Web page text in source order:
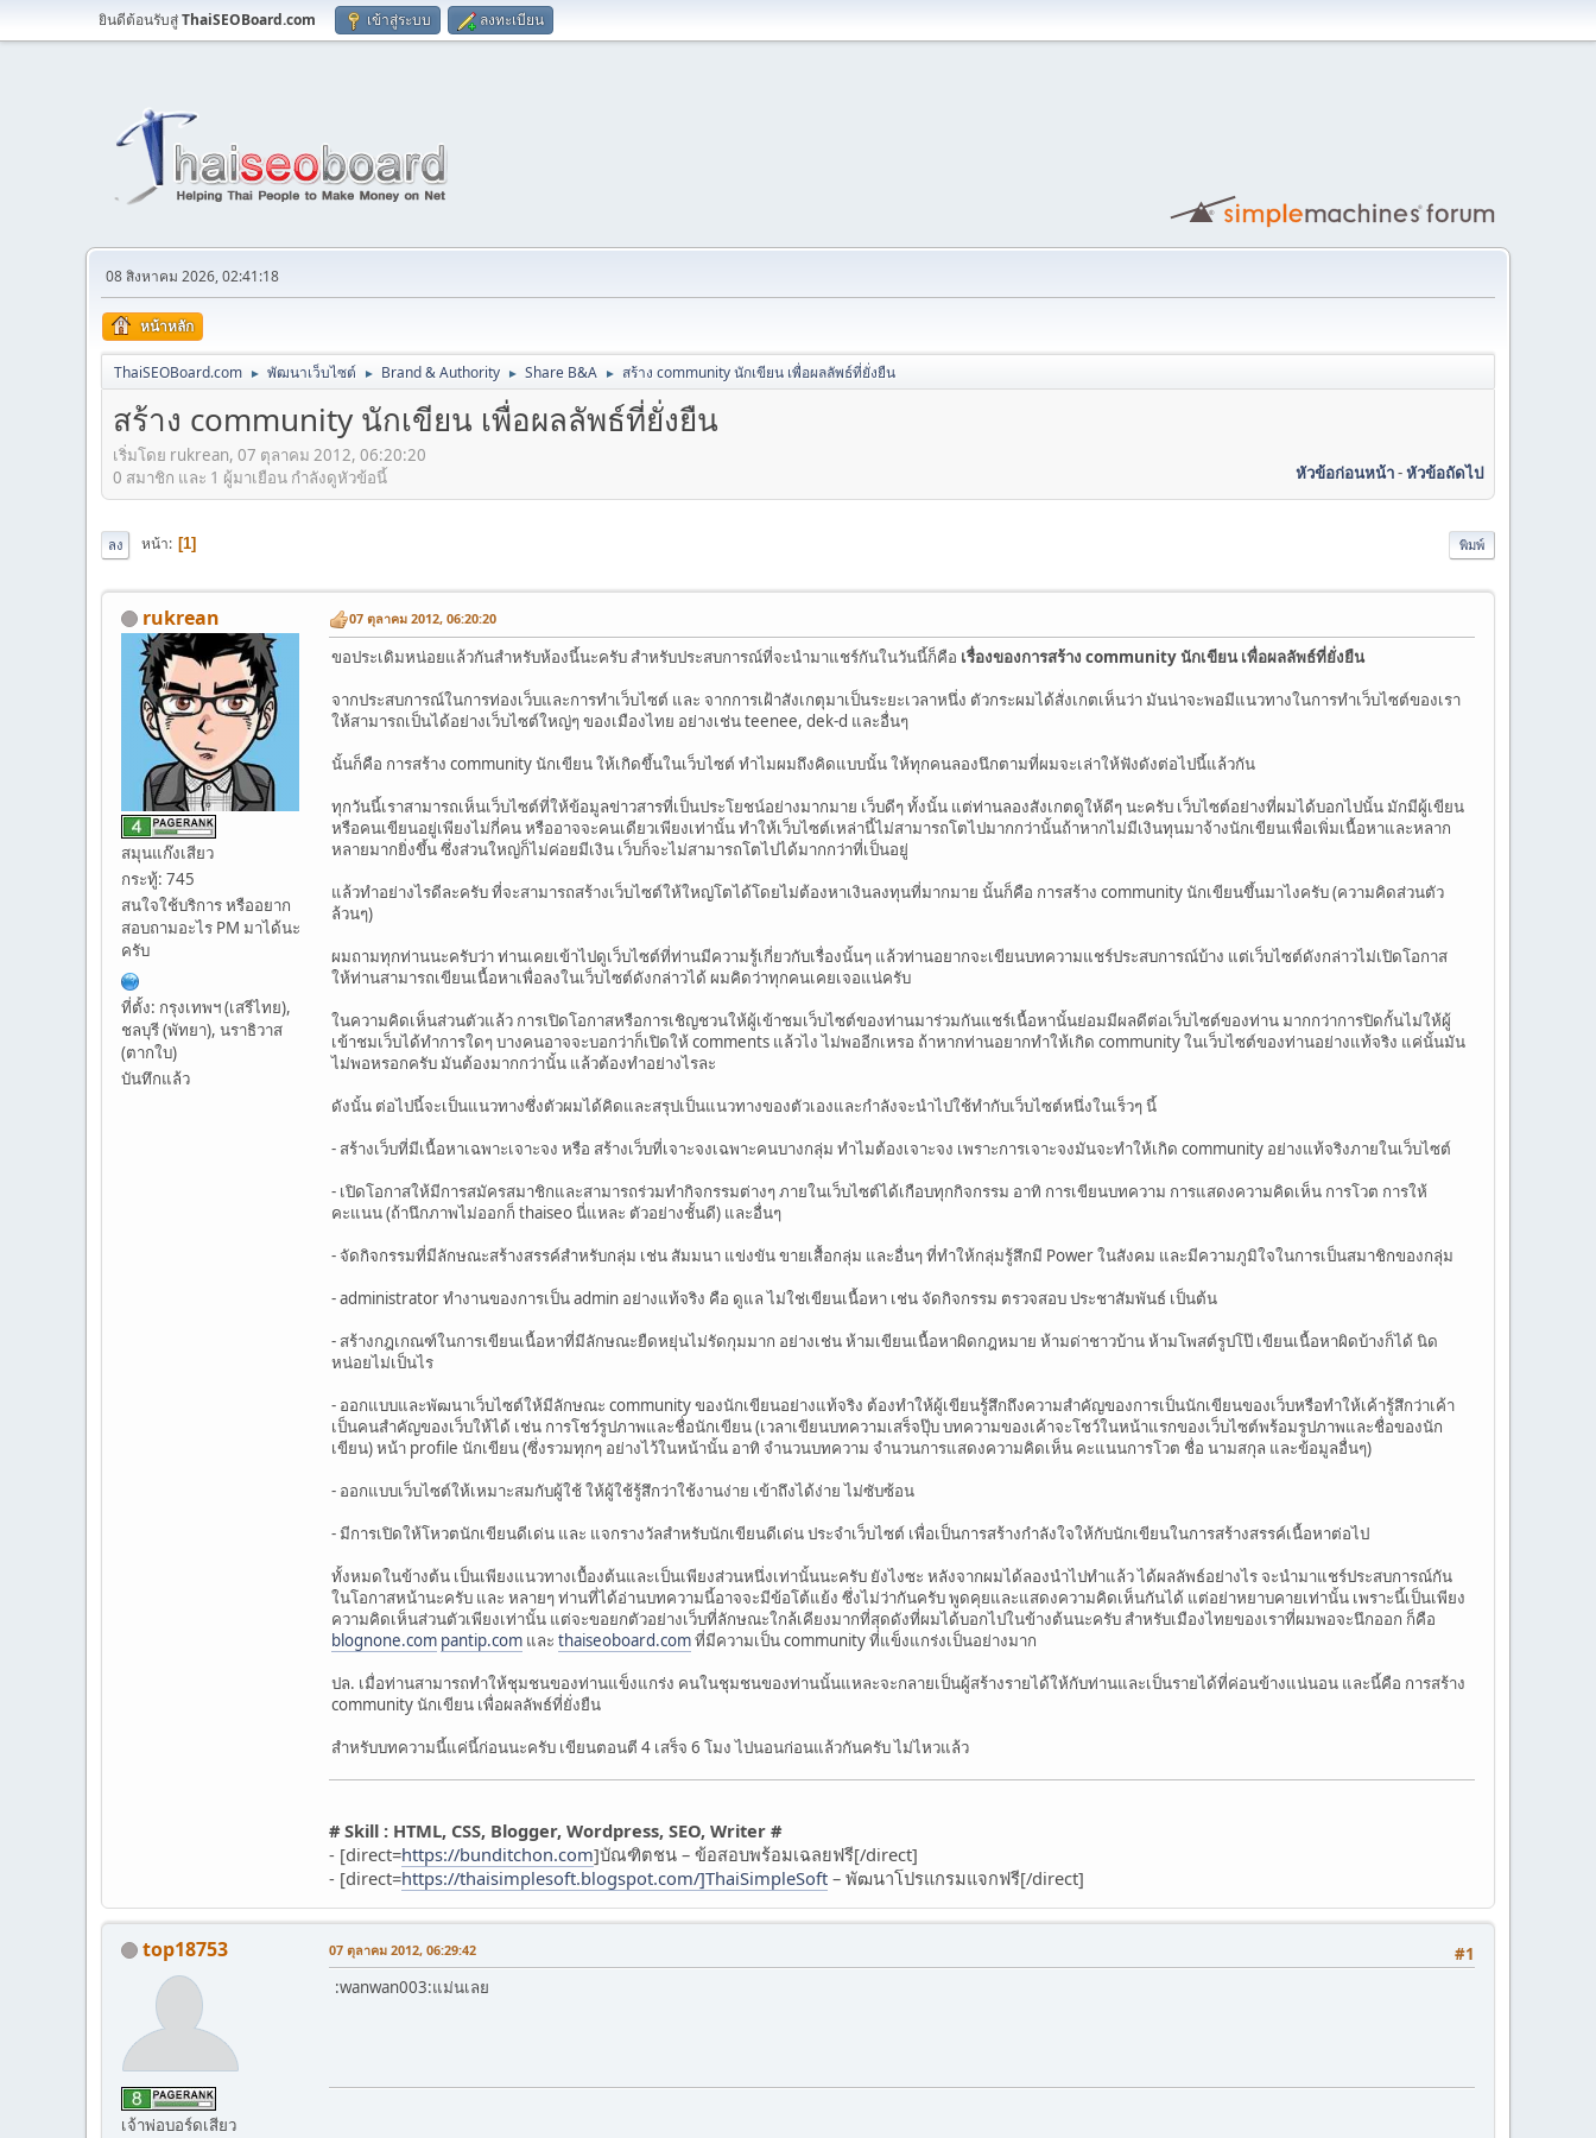
ยินดีต้อนรับสู่ThaiSEOBoard.com เข้าสู่ระบบ ลงทะเบียน
08 สิงหาคม 2026, 02:41:18
หน้าหลัก
ThaiSEOBoard.com ► พัฒนาเว็บไซต์ ► Brand & Authority ► Share B&A ► สร้าง community นักเขียน เพื่อผลลัพธ์ที่ยั่งยืน
สร้าง community นักเขียน เพื่อผลลัพธ์ที่ยั่งยืน
เริ่มโดย rukrean, 07 ตุลาคม 2012, 06:20:20
หัวข้อก่อนหน้า-หัวข้อถัดไป
0 สมาชิก และ 1 ผู้มาเยือน กำลังดูหัวข้อนี้
พิมพ์
ลง หน้า 1
rukrean
สมุนแก๊งเสียว
กระทู้: 745
สนใจใช้บริการ หรืออยาก
สอบถามอะไร PM มาได้นะ
ครับ
ที่ตั้ง: กรุงเทพฯ (เสรีไทย),
ชลบุรี (พัทยา), นราธิวาส
(ตากใบ)
บันทึกแล้ว
07 ตุลาคม 2012, 06:20:20
ขอประเดิมหน่อยแล้วกันสำหรับห้องนี้นะครับ สำหรับประสบการณ์ที่จะนำมาแชร์กันในวันนี้ก็คือ เรื่องของการสร้าง community นักเขียน เพื่อผลลัพธ์ที่ยั่งยืน
จากประสบการณ์ในการท่องเว็บและการทำเว็บไซต์ และ จากการเฝ้าสังเกตุมาเป็นระยะเวลาหนึ่ง ตัวกระผมได้สั่งเกตเห็นว่า มันน่าจะพอมีแนวทางในการทำเว็บไซต์ของเรา
ให้สามารถเป็นได้อย่างเว็บไซต์ใหญ่ๆ ของเมืองไทย อย่างเช่น teenee, dek-d และอื่นๆ
นั้นก็คือ การสร้าง community นักเขียน ให้เกิดขึ้นในเว็บไซต์ ทำไมผมถึงคิดแบบนั้น ให้ทุกคนลองนึกตามที่ผมจะเล่าให้ฟังดังต่อไปนี้แล้วกัน
ทุกวันนี้เราสามารถเห็นเว็บไซต์ที่ให้ข้อมูลข่าวสารที่เป็นประโยชน์อย่างมากมาย เว็บดีๆ ทั้งนั้น แต่ท่านลองสังเกตดูให้ดีๆ นะครับ เว็บไซต์อย่างที่ผมได้บอกไปนั้น มักมีผู้เขียน
หรือคนเขียนอยู่เพียงไม่กี่คน หรืออาจจะคนเดียวเพียงเท่านั้น ทำให้เว็บไซต์เหล่านี้ไม่สามารถโตไปมากกว่านั้นถ้าหากไม่มีเงินทุนมาจ้างนักเขียนเพื่อเพิ่มเนื้อหาและหลาก
หลายมากยิ่งขึ้น ซึ่งส่วนใหญ่ก็ไม่ค่อยมีเงิน เว็บก็จะไม่สามารถโตไปได้มากกว่าที่เป็นอยู่
แล้วทำอย่างไรดีละครับ ที่จะสามารถสร้างเว็บไซต์ให้ใหญ่โตได้โดยไม่ต้องหาเงินลงทุนที่มากมาย นั้นก็คือ การสร้าง community นักเขียนขึ้นมาไงครับ (ความคิดส่วนตัว
ล้วนๆ)
ผมถามทุกท่านนะครับว่า ท่านเคยเข้าไปดูเว็บไซต์ที่ท่านมีความรู้เกี่ยวกับเรื่องนั้นๆ แล้วท่านอยากจะเขียนบทความแชร์ประสบการณ์บ้าง แต่เว็บไซต์ดังกล่าวไม่เปิดโอกาส
ให้ท่านสามารถเขียนเนื้อหาเพื่อลงในเว็บไซต์ดังกล่าวได้ ผมคิดว่าทุกคนเคยเจอแน่ครับ
ในความคิดเห็นส่วนตัวแล้ว การเปิดโอกาสหรือการเชิญชวนให้ผู้เข้าชมเว็บไซต์ของท่านมาร่วมกันแชร์เนื้อหานั้นย่อมมีผลดีต่อเว็บไซต์ของท่าน มากกว่าการปิดกั้นไม่ให้ผู้
เข้าชมเว็บได้ทำการใดๆ บางคนอาจจะบอกว่าก็เปิดให้ comments แล้วไง ไม่พออีกเหรอ ถ้าหากท่านอยากทำให้เกิด community ในเว็บไซต์ของท่านอย่างแท้จริง แค่นั้นมัน
ไม่พอหรอกครับ มันต้องมากกว่านั้น แล้วต้องทำอย่างไรละ
ดังนั้น ต่อไปนี้จะเป็นแนวทางซึ่งตัวผมได้คิดและสรุปเป็นแนวทางของตัวเองและกำลังจะนำไปใช้ทำกับเว็บไซต์หนึ่งในเร็วๆ นี้
- สร้างเว็บที่มีเนื้อหาเฉพาะเจาะจง หรือ สร้างเว็บที่เจาะจงเฉพาะคนบางกลุ่ม ทำไมต้องเจาะจง เพราะการเจาะจงมันจะทำให้เกิด community อย่างแท้จริงภายในเว็บไซต์
- เปิดโอกาสให้มีการสมัครสมาชิกและสามารถร่วมทำกิจกรรมต่างๆ ภายในเว็บไซต์ได้เกือบทุกกิจกรรม อาทิ การเขียนบทความ การแสดงความคิดเห็น การโวต การให้
คะแนน (ถ้านึกภาพไม่ออกก็ thaiseo นี่แหละ ตัวอย่างชั้นดี) และอื่นๆ
- จัดกิจกรรมที่มีลักษณะสร้างสรรค์สำหรับกลุ่ม เช่น สัมมนา แข่งขัน ขายเสื้อกลุ่ม และอื่นๆ ที่ทำให้กลุ่มรู้สึกมี Power ในสังคม และมีความภูมิใจในการเป็นสมาชิกของกลุ่ม
- administrator ทำงานของการเป็น admin อย่างแท้จริง คือ ดูแล ไม่ใช่เขียนเนื้อหา เช่น จัดกิจกรรม ตรวจสอบ ประชาสัมพันธ์ เป็นต้น
- สร้างกฎเกณฑ์ในการเขียนเนื้อหาที่มีลักษณะยืดหยุ่นไม่รัดกุมมาก อย่างเช่น ห้ามเขียนเนื้อหาผิดกฎหมาย ห้ามด่าชาวบ้าน ห้ามโพสต์รูปโป๊ เขียนเนื้อหาผิดบ้างก็ได้ นิด
หน่อยไม่เป็นไร
- ออกแบบและพัฒนาเว็บไซต์ให้มีลักษณะ community ของนักเขียนอย่างแท้จริง ต้องทำให้ผู้เขียนรู้สึกถึงความสำคัญของการเป็นนักเขียนของเว็บหรือทำให้เค้ารู้สึกว่าเค้า
เป็นคนสำคัญของเว็บให้ได้ เช่น การโชว์รูปภาพและชื่อนักเขียน (เวลาเขียนบทความเสร็จปุ๊บ บทความของเค้าจะโชว์ในหน้าแรกของเว็บไซต์พร้อมรูปภาพและชื่อของนัก
เขียน) หน้า profile นักเขียน (ซึ่งรวมทุกๆ อย่างไว้ในหน้านั้น อาทิ จำนวนบทความ จำนวนการแสดงความคิดเห็น คะแนนการโวต ชื่อ นามสกุล และข้อมูลอื่นๆ)
- ออกแบบเว็บไซต์ให้เหมาะสมกับผู้ใช้ ให้ผู้ใช้รู้สึกว่าใช้งานง่าย เข้าถึงได้ง่าย ไม่ซับซ้อน
- มีการเปิดให้โหวตนักเขียนดีเด่น และ แจกรางวัลสำหรับนักเขียนดีเด่น ประจำเว็บไซต์ เพื่อเป็นการสร้างกำลังใจให้กับนักเขียนในการสร้างสรรค์เนื้อหาต่อไป
ทั้งหมดในข้างต้น เป็นเพียงแนวทางเบื้องต้นและเป็นเพียงส่วนหนึ่งเท่านั้นนะครับ ยังไงซะ หลังจากผมได้ลองนำไปทำแล้ว ได้ผลลัพธ์อย่างไร จะนำมาแชร์ประสบการณ์กัน
ในโอกาสหน้านะครับ และ หลายๆ ท่านที่ได้อ่านบทความนี้อาจจะมีข้อโต้แย้ง ซึ่งไม่ว่ากันครับ พูดคุยและแสดงความคิดเห็นกันได้ แต่อย่าหยาบคายเท่านั้น เพราะนี้เป็นเพียง
ความคิดเห็นส่วนตัวเพียงเท่านั้น แต่จะขอยกตัวอย่างเว็บที่ลักษณะใกล้เคียงมากที่สุดดังที่ผมได้บอกไปในข้างต้นนะครับ สำหรับเมืองไทยของเราที่ผมพอจะนึกออก ก็คือ
blognone.com pantip.com และ thaiseoboard.comที่มีความเป็น community ที่แข็งแกร่งเป็นอย่างมาก
ปล. เมื่อท่านสามารถทำให้ชุมชนของท่านแข็งแกร่ง คนในชุมชนของท่านนั้นแหละจะกลายเป็นผู้สร้างรายได้ให้กับท่านและเป็นรายได้ที่ค่อนข้างแน่นอน และนี้คือ การสร้าง
community นักเขียน เพื่อผลลัพธ์ที่ยั่งยืน
สำหรับบทความนี้แค่นี้ก่อนนะครับ เขียนตอนตี 4 เสร็จ 6 โมง ไปนอนก่อนแล้วกันครับ ไม่ไหวแล้ว
# Skill : HTML, CSS, Blogger, Wordpress, SEO, Writer #
- [direct=https://bunditchon.com]บัณฑิตชน – ข้อสอบพร้อมเฉลยฟรี[/direct]
- [direct=https://thaisimplesoft.blogspot.com/]ThaiSimpleSoft – พัฒนาโปรแกรมแจกฟรี[/direct]
top18753
เจ้าพ่อบอร์ดเสียว
#1
07 ตุลาคม 2012, 06:29:42
:wanwan003:แม่นเลย